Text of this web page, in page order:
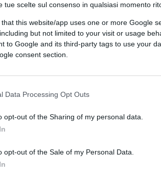
tue scelte sul consenso in qualsiasi momento
that this website/app uses one or more Google
but not limited to your visit or usage
to Google and its third-party tags to use your
consent section.
Data Processing Opt Outs
opt-out of the Sharing of my personal data.
opt-out of the Sale of my Personal Data.